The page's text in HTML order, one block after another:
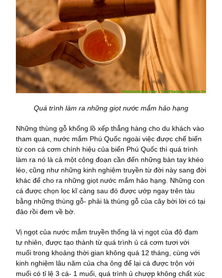
Quá trình làm ra những giọt nước mắm hảo hạng
Những thùng gỗ khổng lồ xếp thẳng hàng cho du khách vào
tham quan, nước mắm Phú Quốc ngoài việc được chế biến
từ con cá cơm chính hiệu của biển Phú Quốc thì quá trình
làm ra nó là cả một công đoạn cần đến những bàn tay khéo
léo, cũng như những kinh nghiệm truyền từ đời này sang đời
khác để cho ra những giọt nước mắm hảo hạng. Những con
cá được chọn lọc kĩ càng sau đó được ướp ngay trên tàu
bằng những thùng gỗ- phải là thùng gỗ của cây bời lời có tại
đảo rồi đem về bờ.
Vị ngọt của nước mắm truyền thống là vị ngọt của độ đạm
tự nhiên, được tạo thành từ quá trình ủ cá cơm tươi với
muối trong khoảng thời gian không quá 12 tháng, cùng với
kinh nghiệm lâu năm của cha ông để lại cá được trộn với
muối có tỉ lệ 3 cá- 1 muối, quá trình ủ chượp không chất xúc